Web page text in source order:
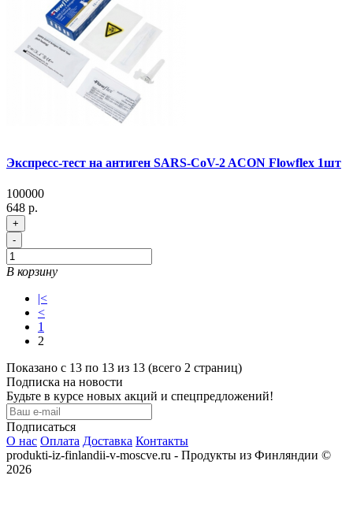
Экспресс-тест на антиген SARS-CoV-2 ACON Flowflex 1шт
100000
648 р.
+
-
В корзину
|<
<
1
2
Показано с 13 по 13 из 13 (всего 2 страниц)
Подписка на новости
Будьте в курсе новых акций и спецпредложений!
Подписаться
О нас Оплата Доставка Контакты
produkti-iz-finlandii-v-moscve.ru - Продукты из Финляндии ©
2026